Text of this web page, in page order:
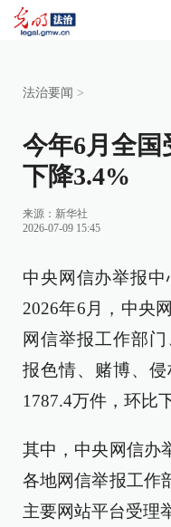
法治要闻 >
今年6月全国
下降3.4%
来源： 新华社
2026-07-09 15:45
中央网信办举报中
2026年6月，中央
网信举报工作部
报色情、赌博、
1787.4万件，环比
其中，中央网信办
各地网信举报工作
主要网站平台受理